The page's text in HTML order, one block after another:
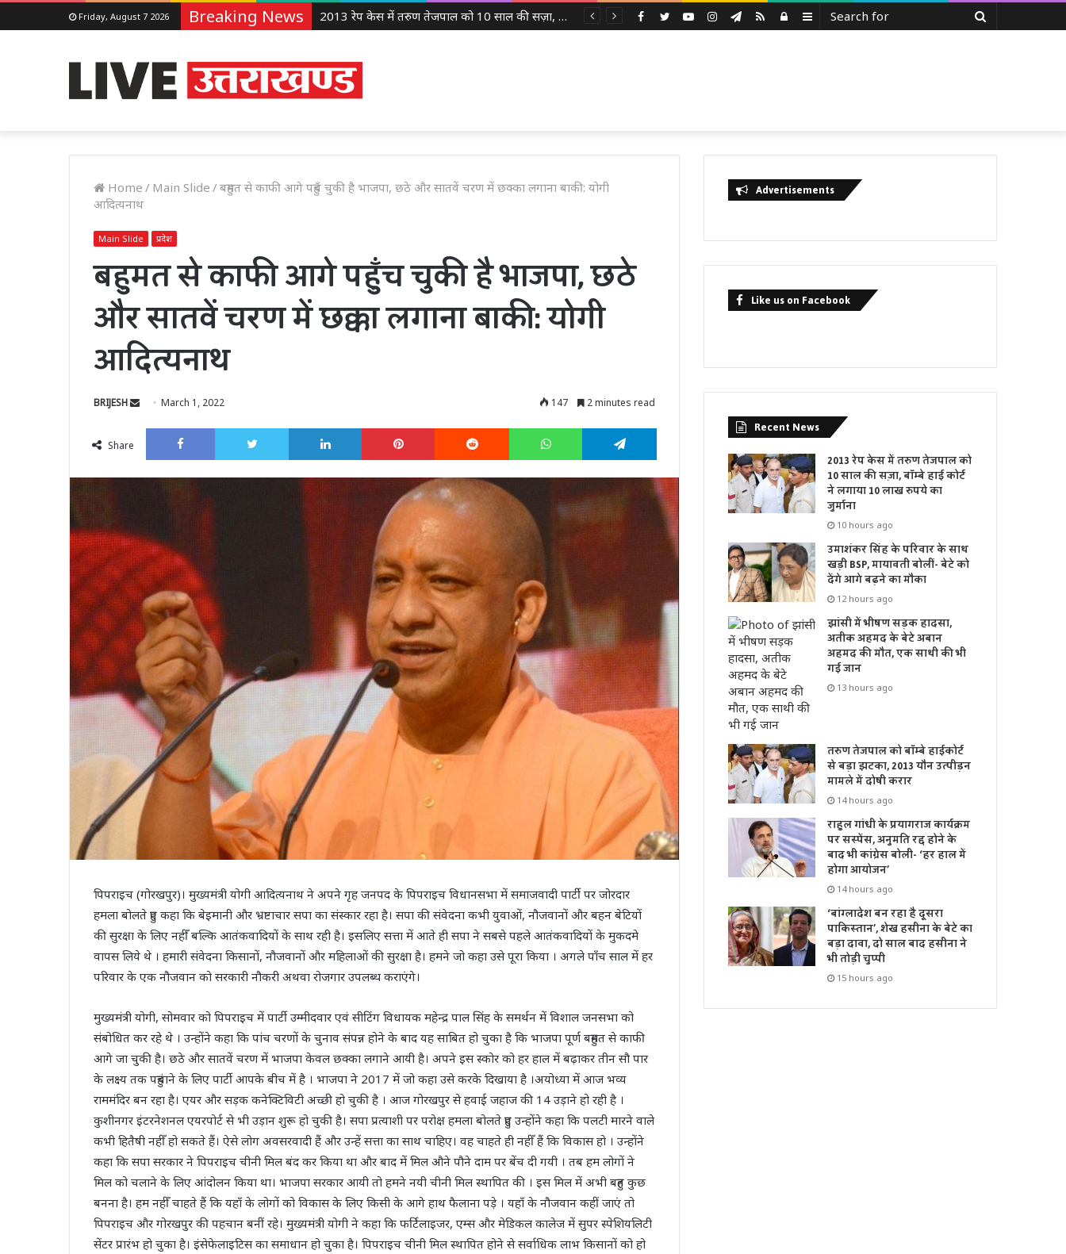
Friday, August 7 2026 Breaking News उमाशंकर सिंह के परिवार के साथ खड़ी BSP, मायावती बोलीं- बेटे को देंगे आगे बढ़ने का मौका Sidebar
Log
RSS
Telegram
Instagram
YouTube
Twitter
Facebook
Home / Main Slide /बहुमत से काफी आगे पहुँच चुकी है भाजपा, छठे और सातवें चरण में छक्का लगाना बाकी: योगी
आदित्यनाथ
Main Slide प्रदेश
बहुमत से काफी आगे पहुँच चुकी है भाजपा, छठे
और सातवें चरण में छक्का लगाना बाकी: योगी
आदित्यनाथ
BRIJESH
SendMarch 1, 2022 147 2 minutes read
Share
Facebook Twitter LinkedIn Pinterest Reddit WhatsApp Telegram
पिपराइच (गोरखपुर)। मुख्यमंत्री योगी आदित्यनाथ ने अपने गृह जनपद के पिपराइच विधानसभा में समाजवादी पार्टी पर जोरदार
हमला बोलते हुए कहा कि बेइमानी और भ्रष्टाचार सपा का संस्कार रहा है। सपा की संवेदना कभी युवाओं, नौजवानों और बहन बेटियों
की सुरक्षा के लिए नहीँ बल्कि आतंकवादियों के साथ रही है। इसलिए सत्ता में आते ही सपा ने सबसे पहले आतंकवादियों के मुकदमे
वापस लिये थे । हमारी संवेदना किसानों, नौजवानों और महिलाओं की सुरक्षा है। हमने जो कहा उसे पूरा किया । अगले पाँच साल में हर
परिवार के एक नौजवान को सरकारी नौकरी अथवा रोजगार उपलब्ध कराएंगे।
मुख्यमंत्री योगी, सोमवार को पिपराइच में पार्टी उम्मीदवार एवं सीटिंग विधायक महेन्द्र पाल सिंह के समर्थन में विशाल जनसभा को
संबोधित कर रहे थे । उन्होंने कहा कि पांच चरणों के चुनाव संपन्न होने के बाद यह साबित हो चुका है कि भाजपा पूर्ण बहुमत से काफी
आगे जा चुकी है। छठे और सातवें चरण में भाजपा केवल छक्का लगाने आयी है। अपने इस स्कोर को हर हाल में बढ़ाकर तीन सौ पार
के लक्ष्य तक पहुंचाने के लिए पार्टी आपके बीच में है । भाजपा ने 2017 में जो कहा उसे करके दिखाया है ।अयोध्या में आज भव्य
राममंदिर बन रहा है। एयर और सड़क कनेक्टिविटी अच्छी हो चुकी है । आज गोरखपुर से हवाई जहाज की 14 उड़ाने हो रही है ।
कुशीनगर इंटरनेशनल एयरपोर्ट से भी उड़ान शुरू हो चुकी है। सपा प्रत्याशी पर परोक्ष हमला बोलते हुए उन्होंने कहा कि पलटी मारने वाले
कभी हितैषी नहीँ हो सकते हैं। ऐसे लोग अवसरवादी हैं और उन्हें सत्ता का साथ चाहिए। वह चाहते ही नहीँ हैं कि विकास हो । उन्होंने
कहा कि सपा सरकार ने पिपराइच चीनी मिल बंद कर किया था और बाद में मिल औने पौने दाम पर बेंच दी गयी । तब हम लोगों ने
मिल को चलाने के लिए आंदोलन किया था। भाजपा सरकार आयी तो हमने नयी चीनी मिल स्थापित की । इस मिल में अभी बहुत कुछ
बनना है। हम नहीँ चाहते हैं कि यहाँ के लोगों को विकास के लिए किसी के आगे हाथ फैलाना पड़े । यहाँ के नौजवान कहीं जाएं तो
पिपराइच और गोरखपुर की पहचान बनीं रहे। मुख्यमंत्री योगी ने कहा कि फर्टिलाइजर, एम्स और मेडिकल कालेज में सुपर स्पेशियलिटी
सेंटर प्रारंभ हो चुका है। इंसेफेलाइटिस का समाधान हो चुका है। पिपराइच चीनी मिल स्थापित होने से सर्वाधिक लाभ किसानों को हो
Advertisements
Like us on Facebook
Recent News
2013 रेप केस में तरुण तेजपाल को
10 साल की सज़ा, बॉम्बे हाई कोर्ट
ने लगाया 10 लाख रुपये का
जुर्माना
10 hours ago
उमाशंकर सिंह के परिवार के साथ
खड़ी BSP, मायावती बोलीं- बेटे को
देंगे आगे बढ़ने का मौका
12 hours ago
झांसी में भीषण सड़क हादसा,
अतीक अहमद के बेटे अबान
अहमद की मौत, एक साथी की भी
गई जान
13 hours ago
तरुण तेजपाल को बॉम्बे हाईकोर्ट
से बड़ा झटका, 2013 यौन उत्पीड़न
मामले में दोषी करार
14 hours ago
राहुल गांधी के प्रयागराज कार्यक्रम
पर सस्पेंस, अनुमति रद्द होने के
बाद भी कांग्रेस बोली- ‘हर हाल में
होगा आयोजन’
14 hours ago
‘बांग्लादेश बन रहा है दूसरा
पाकिस्तान’, शेख हसीना के बेटे का
बड़ा दावा, दो साल बाद हसीना ने
भी तोड़ी चुप्पी
15 hours ago